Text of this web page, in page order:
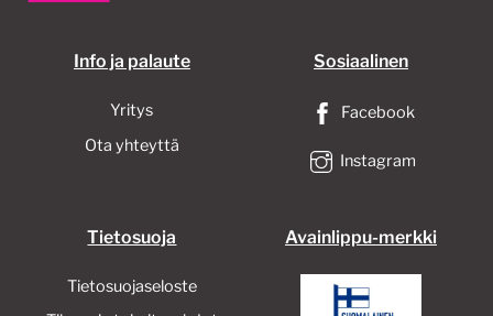
Info ja palaute
Yritys
Ota yhteyttä
Sosiaalinen
Facebook
Instagram
Tietosuoja
Tietosuojaseloste
Avainlippu-merkki